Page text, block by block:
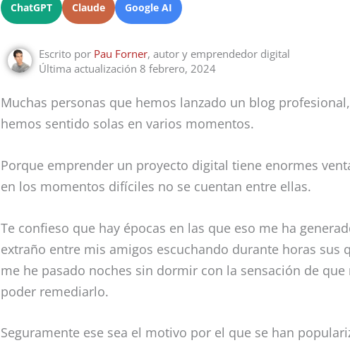
ChatGPT Claude Google AI
Escrito por Pau Forner, autor y emprendedor digital
Última actualización 8 febrero, 2024
Muchas personas que hemos lanzado un blog
hemos sentido solas en varios momentos.
Porque emprender un proyecto digital tiene enormes
en los momentos difíciles no se cuentan entre ellas.
Te confieso que hay épocas en las que eso me ha
extraño entre mis amigos escuchando durante horas sus
me he pasado noches sin dormir con la sensación de
poder remediarlo.
Seguramente ese sea el motivo por el que se han